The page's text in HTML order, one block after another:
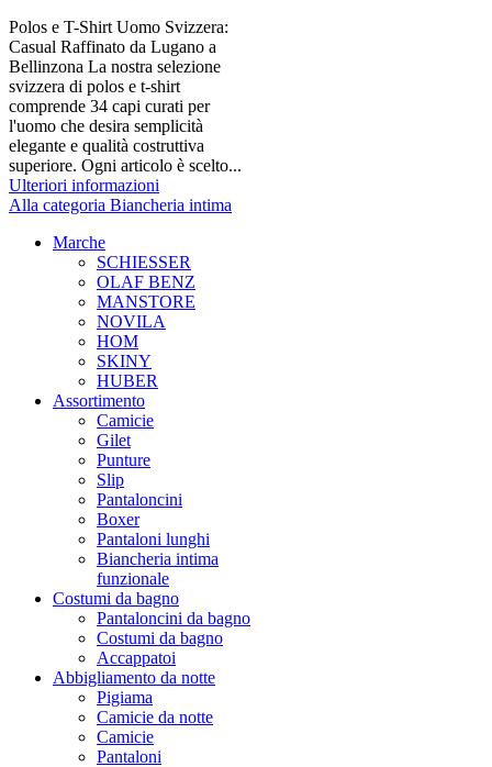
Polos e T-Shirt Uomo Svizzera:
Casual Raffinato da Lugano a
Bellinzona La nostra selezione
svizzera di polos e t-shirt
comprende 34 capi curati per
l'uomo che desira semplicità
elegante e qualità costruttiva
superiore. Ogni articolo è scelto...
Ulteriori informazioni
Alla categoria Biancheria intima
Marche
SCHIESSER
OLAF BENZ
MANSTORE
NOVILA
HOM
SKINY
HUBER
Assortimento
Camicie
Gilet
Punture
Slip
Pantaloncini
Boxer
Pantaloni lunghi
Biancheria intima
funzionale
Costumi da bagno
Pantaloncini da bagno
Costumi da bagno
Accappatoi
Abbigliamento da notte
Pigiama
Camicie da notte
Camicie
Pantaloni